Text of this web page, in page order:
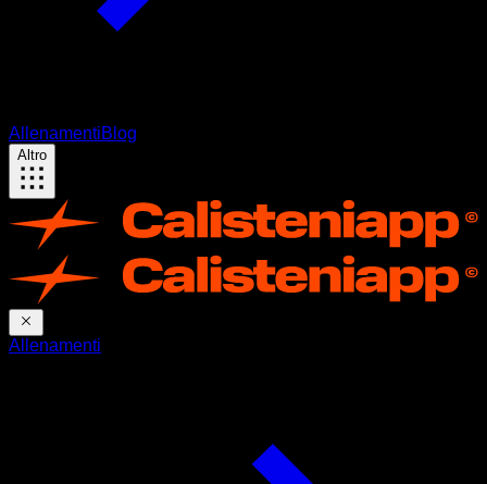
AllenamentiBlog
Altro
Allenamenti